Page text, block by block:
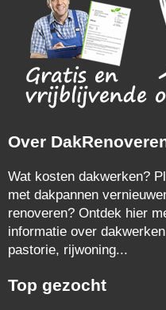
Over
Wat kosten dakwerken?
met dakpannen
renoveren? Ontdek hier
informatie over
pastorie, rijwoning...
Top gezocht